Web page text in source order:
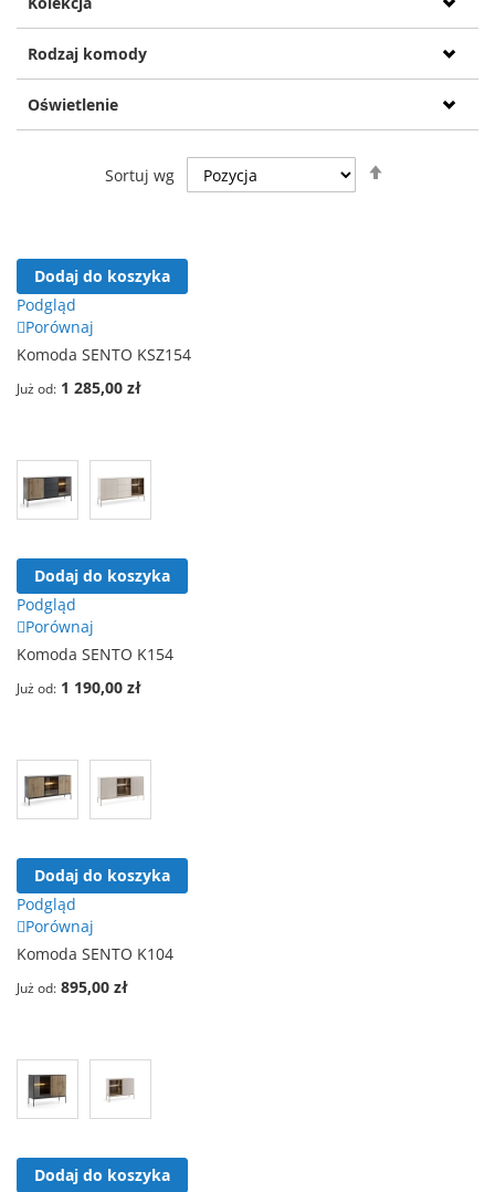
Rodzaj komody
Oświetlenie
Sortuj wg
Dodaj do koszyka
Podgląd
Porównaj
Komoda SENTO KSZ154
Już od 1 285,00 zł
Dodaj do koszyka
Podgląd
Porównaj
Komoda SENTO K154
Już od 1 190,00 zł
Dodaj do koszyka
Podgląd
Porównaj
Komoda SENTO K104
Już od 895,00 zł
Dodaj do koszyka